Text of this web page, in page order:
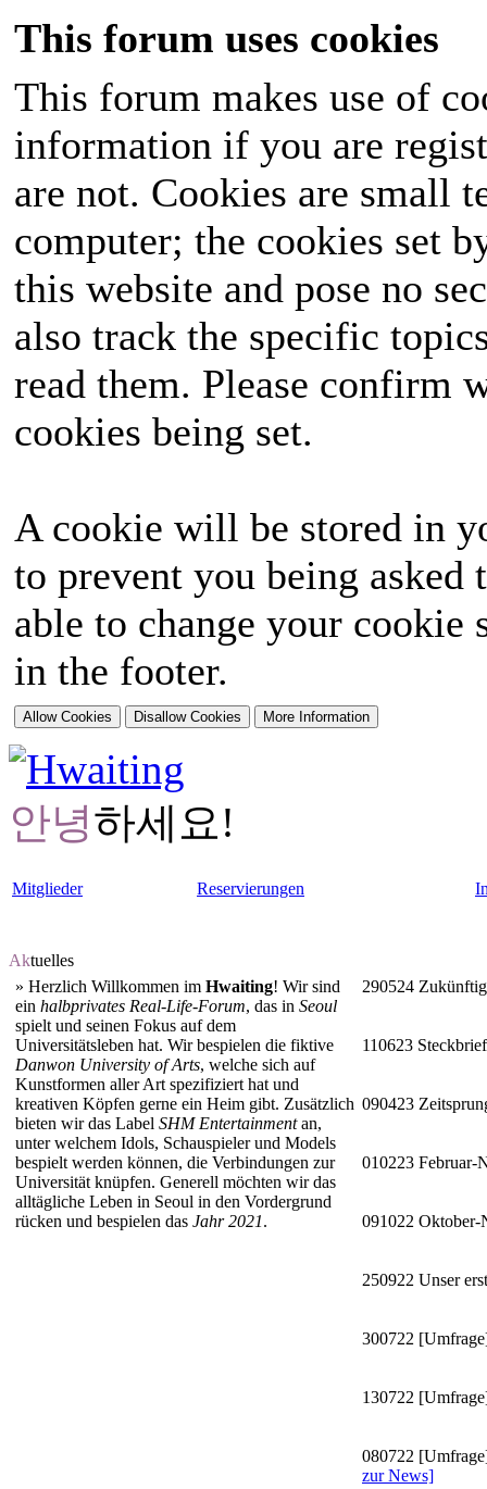
This forum uses cookies
This forum makes use of
information if you are
are not. Cookies are small
computer; the cookies set
this website and pose no
also track the specific
read them. Please confirm
cookies being set.
A cookie will be stored in
to prevent you being
able to change your
in the footer.
안녕하세요!
Mitglieder Reservierungen
Aktuelles
» Herzlich Willkommen im Hwaiting! Wir sind
ein halbprivates Real-Life-Forum, das in Seoul
spielt und seinen Fokus auf dem
Universitätsleben hat. Wir bespielen die fiktive
Danwon University of Arts, welche sich auf
Kunstformen aller Art spezifiziert hat und
kreativen Köpfen gerne ein Heim gibt. Zusätzlich
bieten wir das Label SHM Entertainmentan,
unter welchem Idols, Schauspieler und Models
bespielt werden können, die Verbindungen zur
Universität knüpfen. Generell möchten wir das
alltägliche Leben in Seoul in den Vordergrund
rücken und bespielen das Jahr 2021.
290524
110623
090423
010223 Februar-
091022
250922 Unser
300722
130722
080722
zur News]